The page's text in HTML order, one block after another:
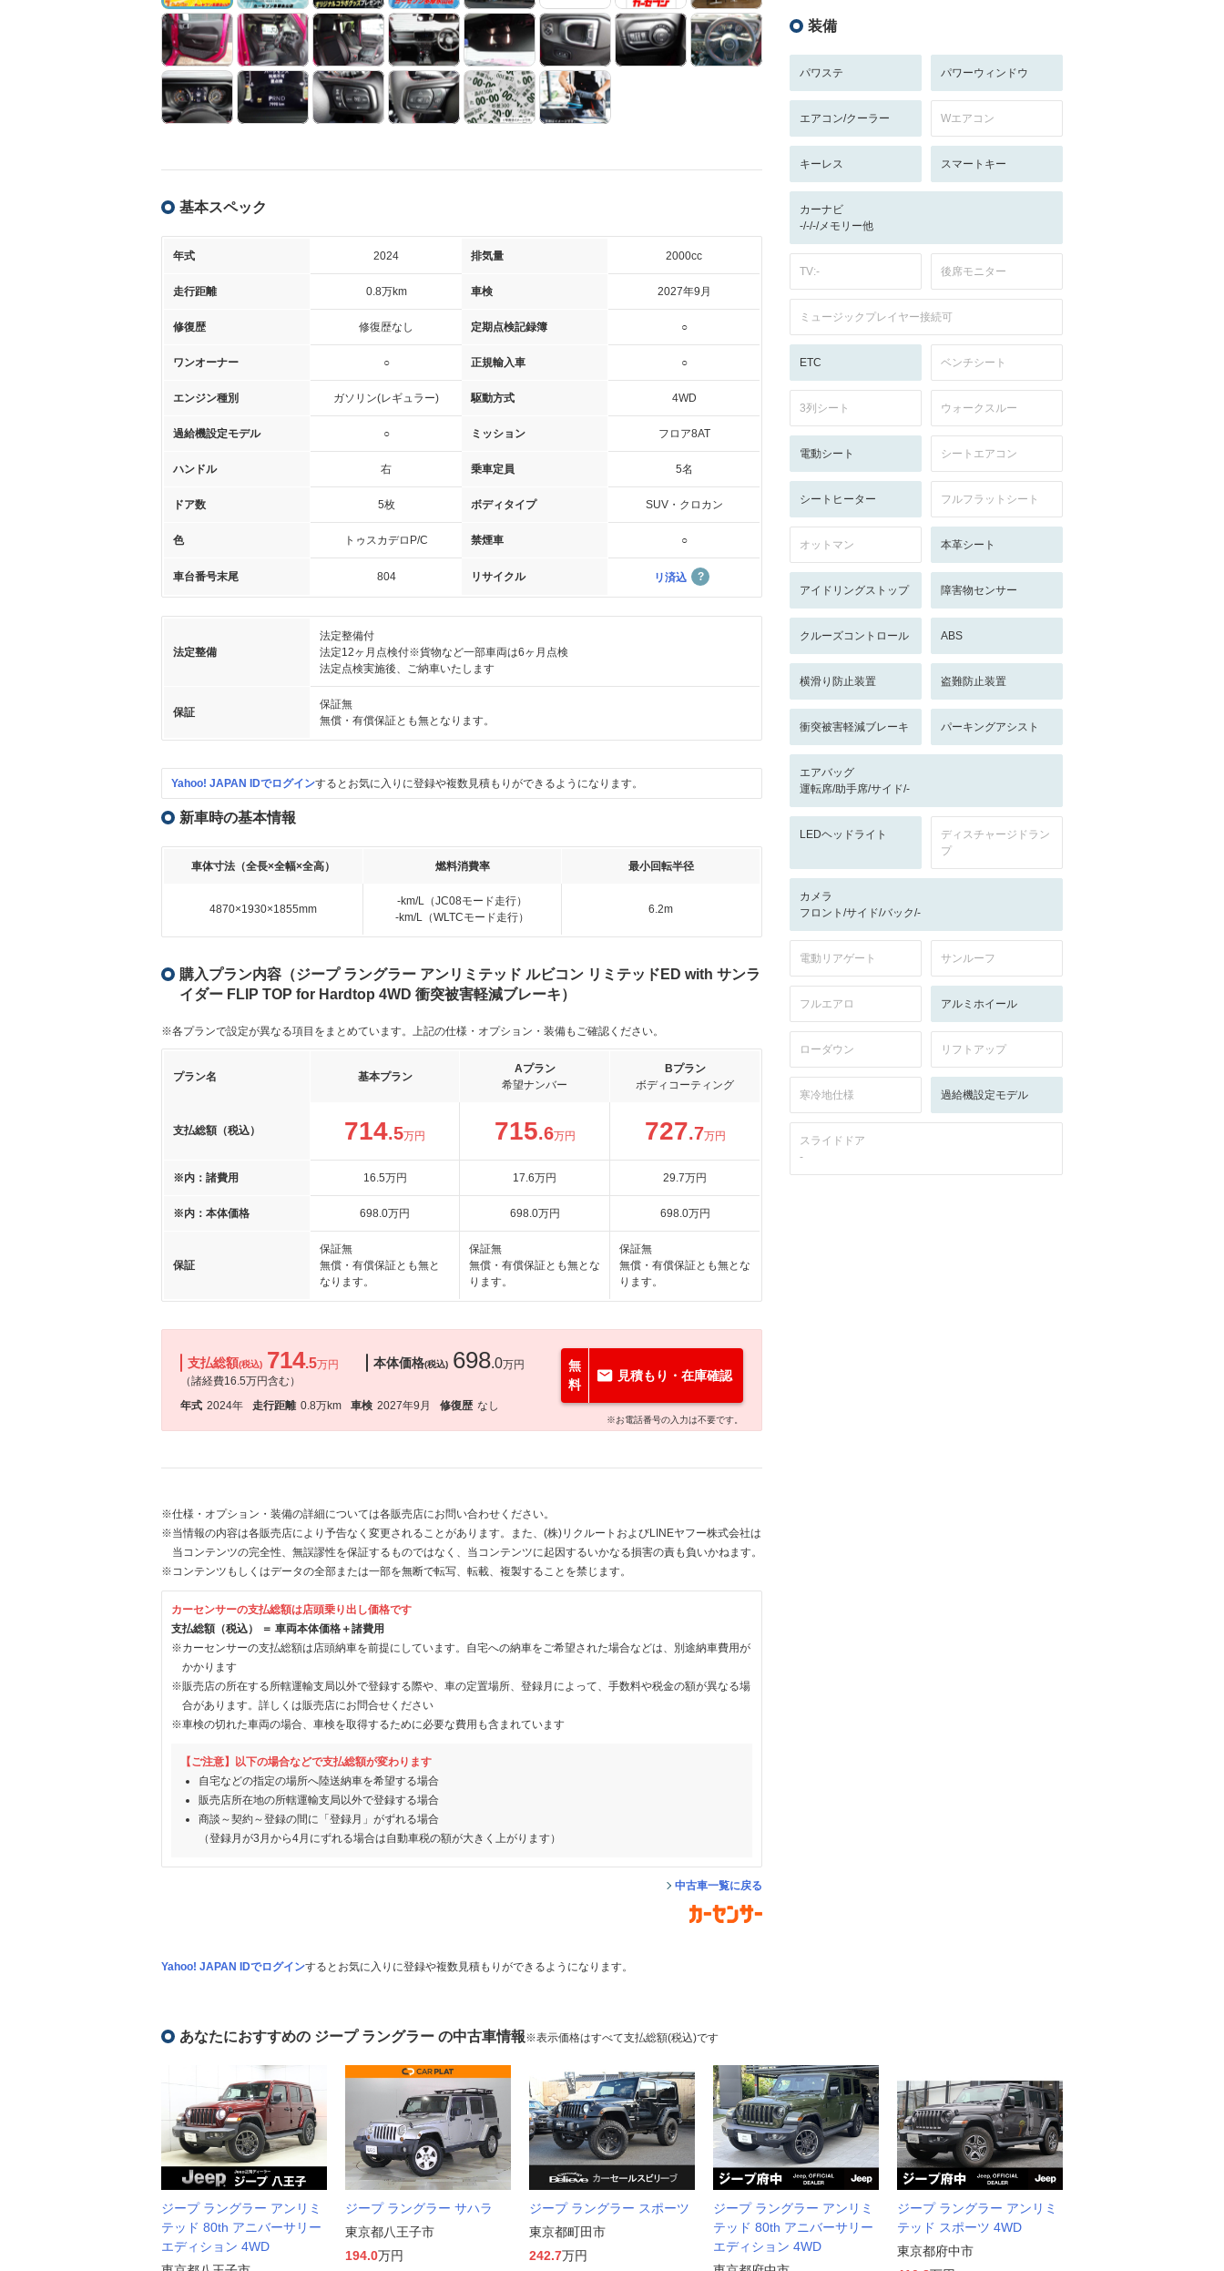
基本スペック
年式 2024 排気量 2000cc
走行距離 0.8万km 車検 2027年9月
修復歴 修復歴なし 定期点検記録簿 ○
ワンオーナー ○ 正規輸入車 ○
エンジン種別 ガソリン(レギュラー) 駆動方式 4WD
過給機設定モデル ○ ミッション フロア8AT
ハンドル 右 乗車定員 5名
ドア数 5枚 ボディタイプ SUV・クロカン
色 トゥスカデロP/C 禁煙車 ○
車台番号末尾 804 リサイクル リ済込
法定整備
法定整備付
法定12ヶ月点検付※貨物など一部車両は6ヶ月点検
法定点検実施後、ご納車いたします
保証
保証無
無償・有償保証とも無となります。
Yahoo! JAPAN IDでログインするとお気に入りに登録や複数見積もりができるようになります。
新車時の基本情報
車体寸法（全長×全幅×全高） 燃料消費率 最小回転半径
4870×1930×1855mm
-km/L（JC08モード走行）
-km/L（WLTCモード走行）
6.2m
購入プラン内容（ジープ ラングラー アンリミテッド ルビコン リミテッドED with サンラ
イダー FLIP TOP for Hardtop 4WD 衝突被害軽減ブレーキ）
※各プランで設定が異なる項目をまとめています。上記の仕様・オプション・装備もご確認ください。
プラン名 基本プラン
Aプラン
希望ナンバー
Bプラン
ボディコーティング
支払総額（税込） 714.5万円 715.6万円 727.7万円
※内：諸費用 16.5万円 17.6万円 29.7万円
※内：本体価格 698.0万円 698.0万円 698.0万円
保証
保証無
無償・有償保証とも無と
なります。
保証無
無償・有償保証とも無とな
ります。
保証無
無償・有償保証とも無とな
ります。
支払総額(税込) 714.5万円
（諸経費16.5万円含む）
本体価格(税込) 698.0万円
年式 2024年 走行距離 0.8万km 車検 2027年9月 修復歴 なし
無
料
見積もり・在庫確認
※お電話番号の入力は不要です。
※仕様・オプション・装備の詳細については各販売店にお問い合わせください。
※当情報の内容は各販売店により予告なく変更されることがあります。また、(株)リクルートおよびLINEヤフー株式会社は
当コンテンツの完全性、無誤謬性を保証するものではなく、当コンテンツに起因するいかなる損害の責も負いかねます。
※コンテンツもしくはデータの全部または一部を無断で転写、転載、複製することを禁じます。
カーセンサーの支払総額は店頭乗り出し価格です
支払総額（税込） ＝ 車両本体価格＋諸費用
※カーセンサーの支払総額は店頭納車を前提にしています。自宅への納車をご希望された場合などは、別途納車費用が
かかります
※販売店の所在する所轄運輸支局以外で登録する際や、車の定置場所、登録月によって、手数料や税金の額が異なる場
合があります。詳しくは販売店にお問合せください
※車検の切れた車両の場合、車検を取得するために必要な費用も含まれています
【ご注意】以下の場合などで支払総額が変わります
自宅などの指定の場所へ陸送納車を希望する場合
販売店所在地の所轄運輸支局以外で登録する場合
商談～契約～登録の間に「登録月」がずれる場合
（登録月が3月から4月にずれる場合は自動車税の額が大きく上がります）
中古車一覧に戻る
Yahoo! JAPAN IDでログインするとお気に入りに登録や複数見積もりができるようになります。
装備
パワステ パワーウィンドウ
エアコン/クーラー Wエアコン
キーレス スマートキー
カーナビ
-/-/-/メモリー他
TV:- 後席モニター
ミュージックプレイヤー接続可
ETC ベンチシート
3列シート ウォークスルー
電動シート シートエアコン
シートヒーター フルフラットシート
オットマン 本革シート
アイドリングストップ 障害物センサー
クルーズコントロール ABS
横滑り防止装置 盗難防止装置
衝突被害軽減ブレーキ パーキングアシスト
エアバッグ
運転席/助手席/サイド/-
LEDヘッドライト
ディスチャージドラン
プ
カメラ
フロント/サイド/バック/-
電動リアゲート サンルーフ
フルエアロ アルミホイール
ローダウン リフトアップ
寒冷地仕様 過給機設定モデル
スライドドア
-
あなたにおすすめの ジープ ラングラー の中古車情報※表示価格はすべて支払総額(税込)です
ジープ ラングラー アンリミ
テッド 80th アニバーサリー
エディション 4WD
ジープ ラングラー サハラ
東京都八王子市
194.0万円
ジープ ラングラー スポーツ
東京都町田市
242.7万円
ジープ ラングラー アンリミ
テッド 80th アニバーサリー
エディション 4WD
ジープ ラングラー アンリミ
テッド スポーツ 4WD
東京都府中市